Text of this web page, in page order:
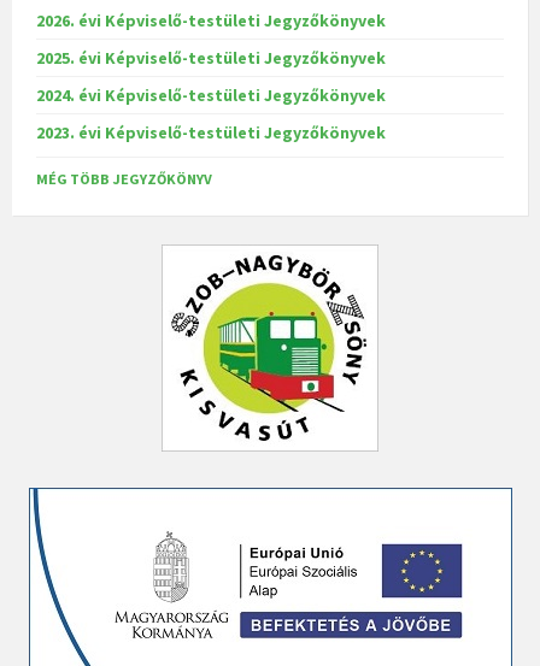
2026. évi Képviselő-testületi Jegyzőkönyvek
2025. évi Képviselő-testületi Jegyzőkönyvek
2024. évi Képviselő-testületi Jegyzőkönyvek
2023. évi Képviselő-testületi Jegyzőkönyvek
MÉG TÖBB JEGYZŐKÖNYV